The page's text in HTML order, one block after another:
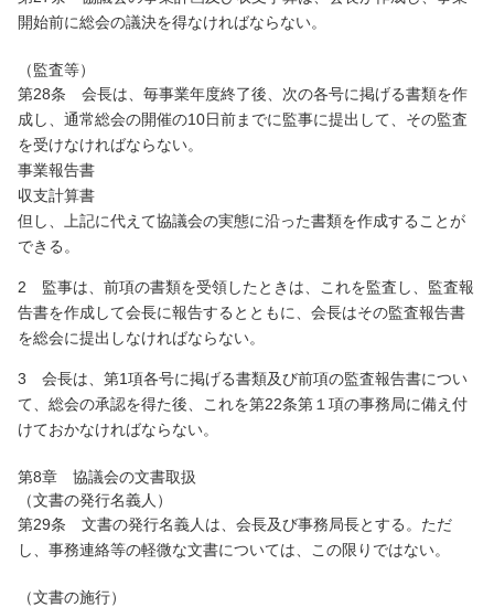
開始前に総会の議決を得なければならない。
（監査等）
第28条 会長は、毎事業年度終了後、次の各号に掲げる書類を作
成し、通常総会の開催の10日前までに監事に提出して、その監査
を受けなければならない。
事業報告書
収支計算書
但し、上記に代えて協議会の実態に沿った書類を作成することが
できる。
2 監事は、前項の書類を受領したときは、これを監査し、監査報
告書を作成して会長に報告するとともに、会長はその監査報告書
を総会に提出しなければならない。
3 会長は、第1項各号に掲げる書類及び前項の監査報告書につい
て、総会の承認を得た後、これを第22条第１項の事務局に備え付
けておかなければならない。
第8章 協議会の文書取扱
（文書の発行名義人）
第29条 文書の発行名義人は、会長及び事務局長とする。ただ
し、事務連絡等の軽微な文書については、この限りではない。
（文書の施行）